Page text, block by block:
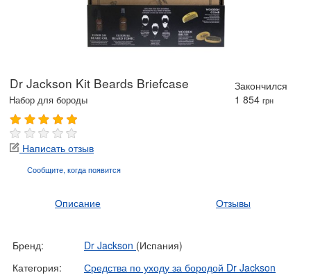
Dr Jackson Kit Beards Briefcase
Набор для бороды
Закончился
1 854 грн
Написать отзыв
Сообщите, когдапоявится
Описание Отзывы
Бренд: Dr Jackson (Испания)
Категория:
Средства по уходу за бородой Dr Jackson